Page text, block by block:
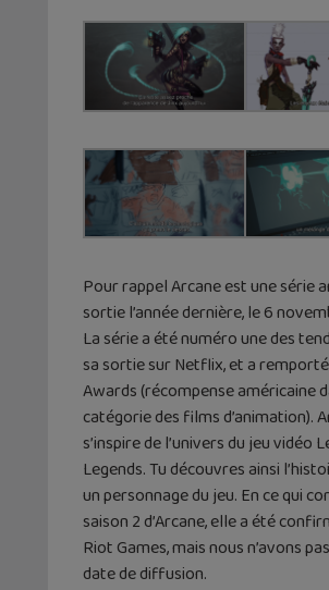
Pour rappel Arcane est une série
sortie l’année dernière, le 6
La série a été numéro une des
sa sortie sur Netflix, et a
Awards (récompense américaine
catégorie des films d’animation).
s’inspire de l’univers du jeu vidéo
Legends. Tu découvres ainsi
un personnage du jeu. En ce qui
saison 2 d’Arcane, elle a été
Riot Games, mais nous n’avons
date de diffusion.